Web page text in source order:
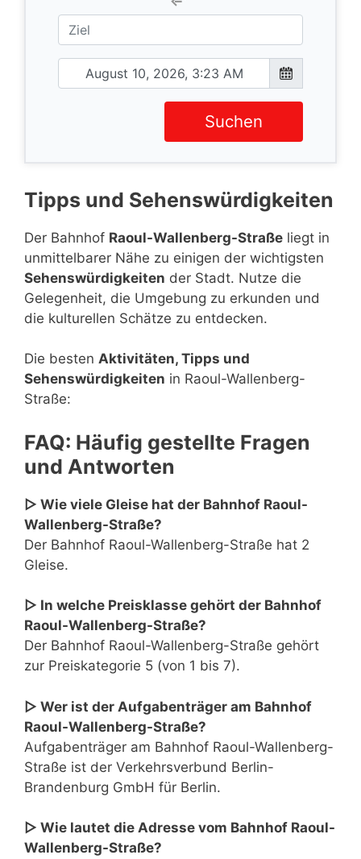
Suchen
Tipps und Sehenswürdigkeiten
Der Bahnhof Raoul-Wallenberg-Straße liegt in
unmittelbarer Nähe zu einigen der wichtigsten
Sehenswürdigkeiten der Stadt. Nutze die
Gelegenheit, die Umgebung zu erkunden und
die kulturellen Schätze zu entdecken.
Die besten Aktivitäten, Tipps und
Sehenswürdigkeiten in Raoul-Wallenberg-
Straße:
FAQ: Häufig gestellte Fragen
und Antworten
▷ Wie viele Gleise hat der Bahnhof Raoul-
Wallenberg-Straße?
Der Bahnhof Raoul-Wallenberg-Straße hat 2
Gleise.
▷ In welche Preisklasse gehört der Bahnhof
Raoul-Wallenberg-Straße?
Der Bahnhof Raoul-Wallenberg-Straße gehört
zur Preiskategorie 5 (von 1 bis 7).
▷ Wer ist der Aufgabenträger am Bahnhof
Raoul-Wallenberg-Straße?
Aufgabenträger am Bahnhof Raoul-Wallenberg-
Straße ist der Verkehrsverbund Berlin-
Brandenburg GmbH für Berlin.
▷ Wie lautet die Adresse vom Bahnhof Raoul-
Wallenberg-Straße?